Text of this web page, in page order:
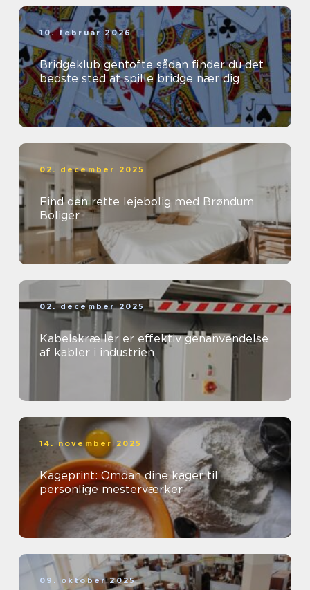
10. februar 2026
Bridgeklub gentofte sådan finder du det
bedste sted at spille bridge nær dig
02. december 2025
Find den rette lejebolig med Brøndum
Boliger
02. december 2025
Kabelskræller er effektiv genanvendelse
af kabler i industrien
14. november 2025
Kageprint: Omdan dine kager til
personlige mesterværker
09. oktober 2025